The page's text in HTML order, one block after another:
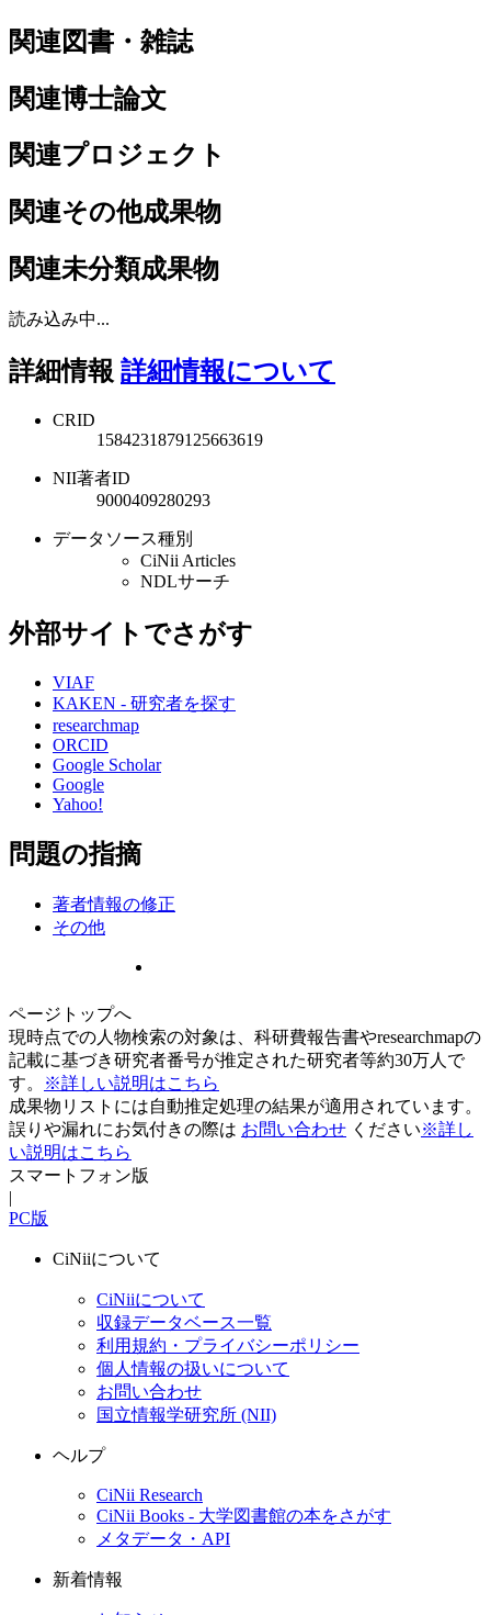
関連図書・雑誌
関連博士論文
関連プロジェクト
関連その他成果物
関連未分類成果物
読み込み中...
詳細情報 詳細情報について
CRID
1584231879125663619
NII著者ID
9000409280293
データソース種別
CiNii Articles
NDLサーチ
外部サイトでさがす
VIAF
KAKEN - 研究者を探す
researchmap
ORCID
Google Scholar
Google
Yahoo!
問題の指摘
著者情報の修正
その他
ページトップへ
現時点での人物検索の対象は、科研費報告書やresearchmapの
記載に基づき研究者番号が推定された研究者等約30万人で
す。
※詳しい説明はこちら
成果物リストには自動推定処理の結果が適用されています。
誤りや漏れにお気付きの際は お問い合わせ ください※詳し
い説明はこちら
スマートフォン版
|
PC版
CiNiiについて
CiNiiについて
収録データベース一覧
利用規約・プライバシーポリシー
個人情報の扱いについて
お問い合わせ
国立情報学研究所 (NII)
ヘルプ
CiNii Research
CiNii Books - 大学図書館の本をさがす
メタデータ・API
新着情報